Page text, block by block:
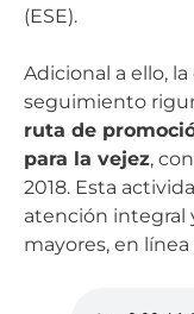
(ESE).
Adicional a ello,
seguimiento
ruta de
para la vejez,
2018. Esta
atención integral
mayores, en